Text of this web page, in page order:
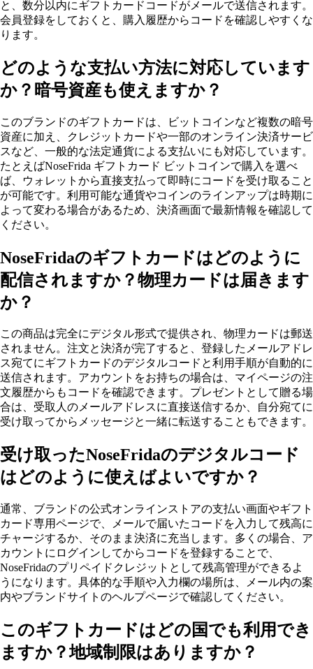
と、数分以内にギフトカードコードがメールで送信されます。
会員登録をしておくと、購入履歴からコードを確認しやすくな
ります。
どのような支払い方法に対応しています
か？暗号資産も使えますか？
このブランドのギフトカードは、ビットコインなど複数の暗号
資産に加え、クレジットカードや一部のオンライン決済サービ
スなど、一般的な法定通貨による支払いにも対応しています。
たとえばNoseFrida ギフトカード ビットコインで購入を選べ
ば、ウォレットから直接支払って即時にコードを受け取ること
が可能です。利用可能な通貨やコインのラインアップは時期に
よって変わる場合があるため、決済画面で最新情報を確認して
ください。
NoseFridaのギフトカードはどのように
配信されますか？物理カードは届きます
か？
この商品は完全にデジタル形式で提供され、物理カードは郵送
されません。注文と決済が完了すると、登録したメールアドレ
ス宛てにギフトカードのデジタルコードと利用手順が自動的に
送信されます。アカウントをお持ちの場合は、マイページの注
文履歴からもコードを確認できます。プレゼントとして贈る場
合は、受取人のメールアドレスに直接送信するか、自分宛てに
受け取ってからメッセージと一緒に転送することもできます。
受け取ったNoseFridaのデジタルコード
はどのように使えばよいですか？
通常、ブランドの公式オンラインストアの支払い画面やギフト
カード専用ページで、メールで届いたコードを入力して残高に
チャージするか、そのまま決済に充当します。多くの場合、ア
カウントにログインしてからコードを登録することで、
NoseFridaのプリペイドクレジットとして残高管理ができるよ
うになります。具体的な手順や入力欄の場所は、メール内の案
内やブランドサイトのヘルプページで確認してください。
このギフトカードはどの国でも利用でき
ますか？地域制限はありますか？